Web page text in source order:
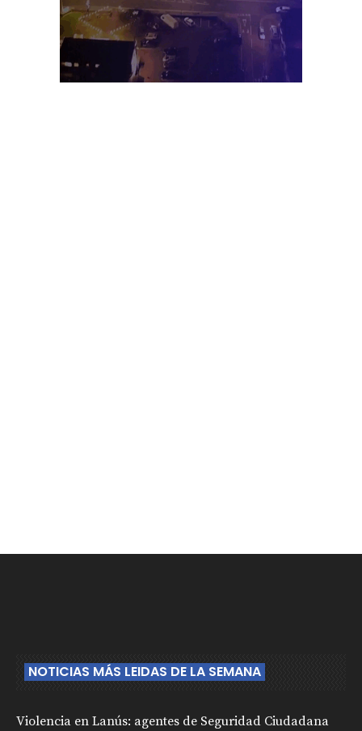
NOTICIAS MÁS LEIDAS DE LA SEMANA
Violencia en Lanús: agentes de Seguridad Ciudadana